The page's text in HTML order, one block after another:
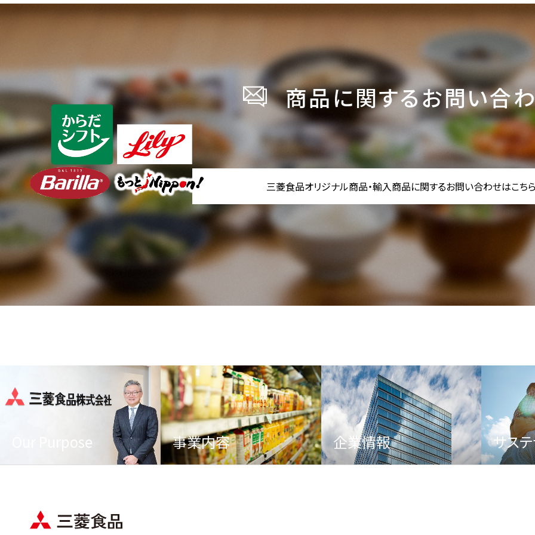
商品に関するお問い合
三菱食品オリジナル商品・輸入商品に関するお問い合わせはこち
Our Purpose 事業内容 企業情報 サス